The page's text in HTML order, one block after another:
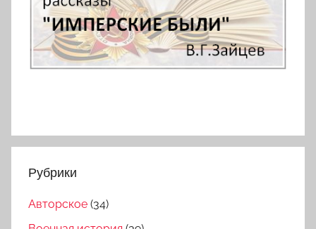
Рубрики
Авторское (34)